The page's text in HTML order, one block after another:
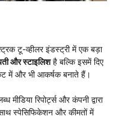
टू-व्हीलर इंडस्ट्री में एक बड़ा
और स्टाइलिशहै बल्कि इसमें दिए
में और भी आकर्षक बनाते हैं।
रिपोर्ट्स और कंपनी द्वारा
स्पेसिफिकेशन और कीमतों में